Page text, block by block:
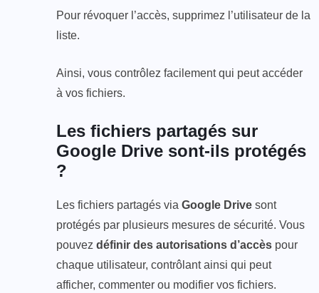
Pour révoquer l’accès, supprimez l’utilisateur de la
liste.
Ainsi, vous contrôlez facilement qui peut accéder
à vos fichiers.
Les fichiers partagés sur
Google Drive sont-ils protégés
?
Les fichiers partagés via Google Drive sont
protégés par plusieurs mesures de sécurité. Vous
pouvez définir des autorisations d’accès pour
chaque utilisateur, contrôlant ainsi qui peut
afficher, commenter ou modifier vos fichiers.